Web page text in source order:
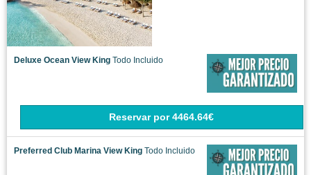
Deluxe Ocean View King Todo Incluido
Reservar por 4464.64€
Preferred Club Marina View King Todo Incluido